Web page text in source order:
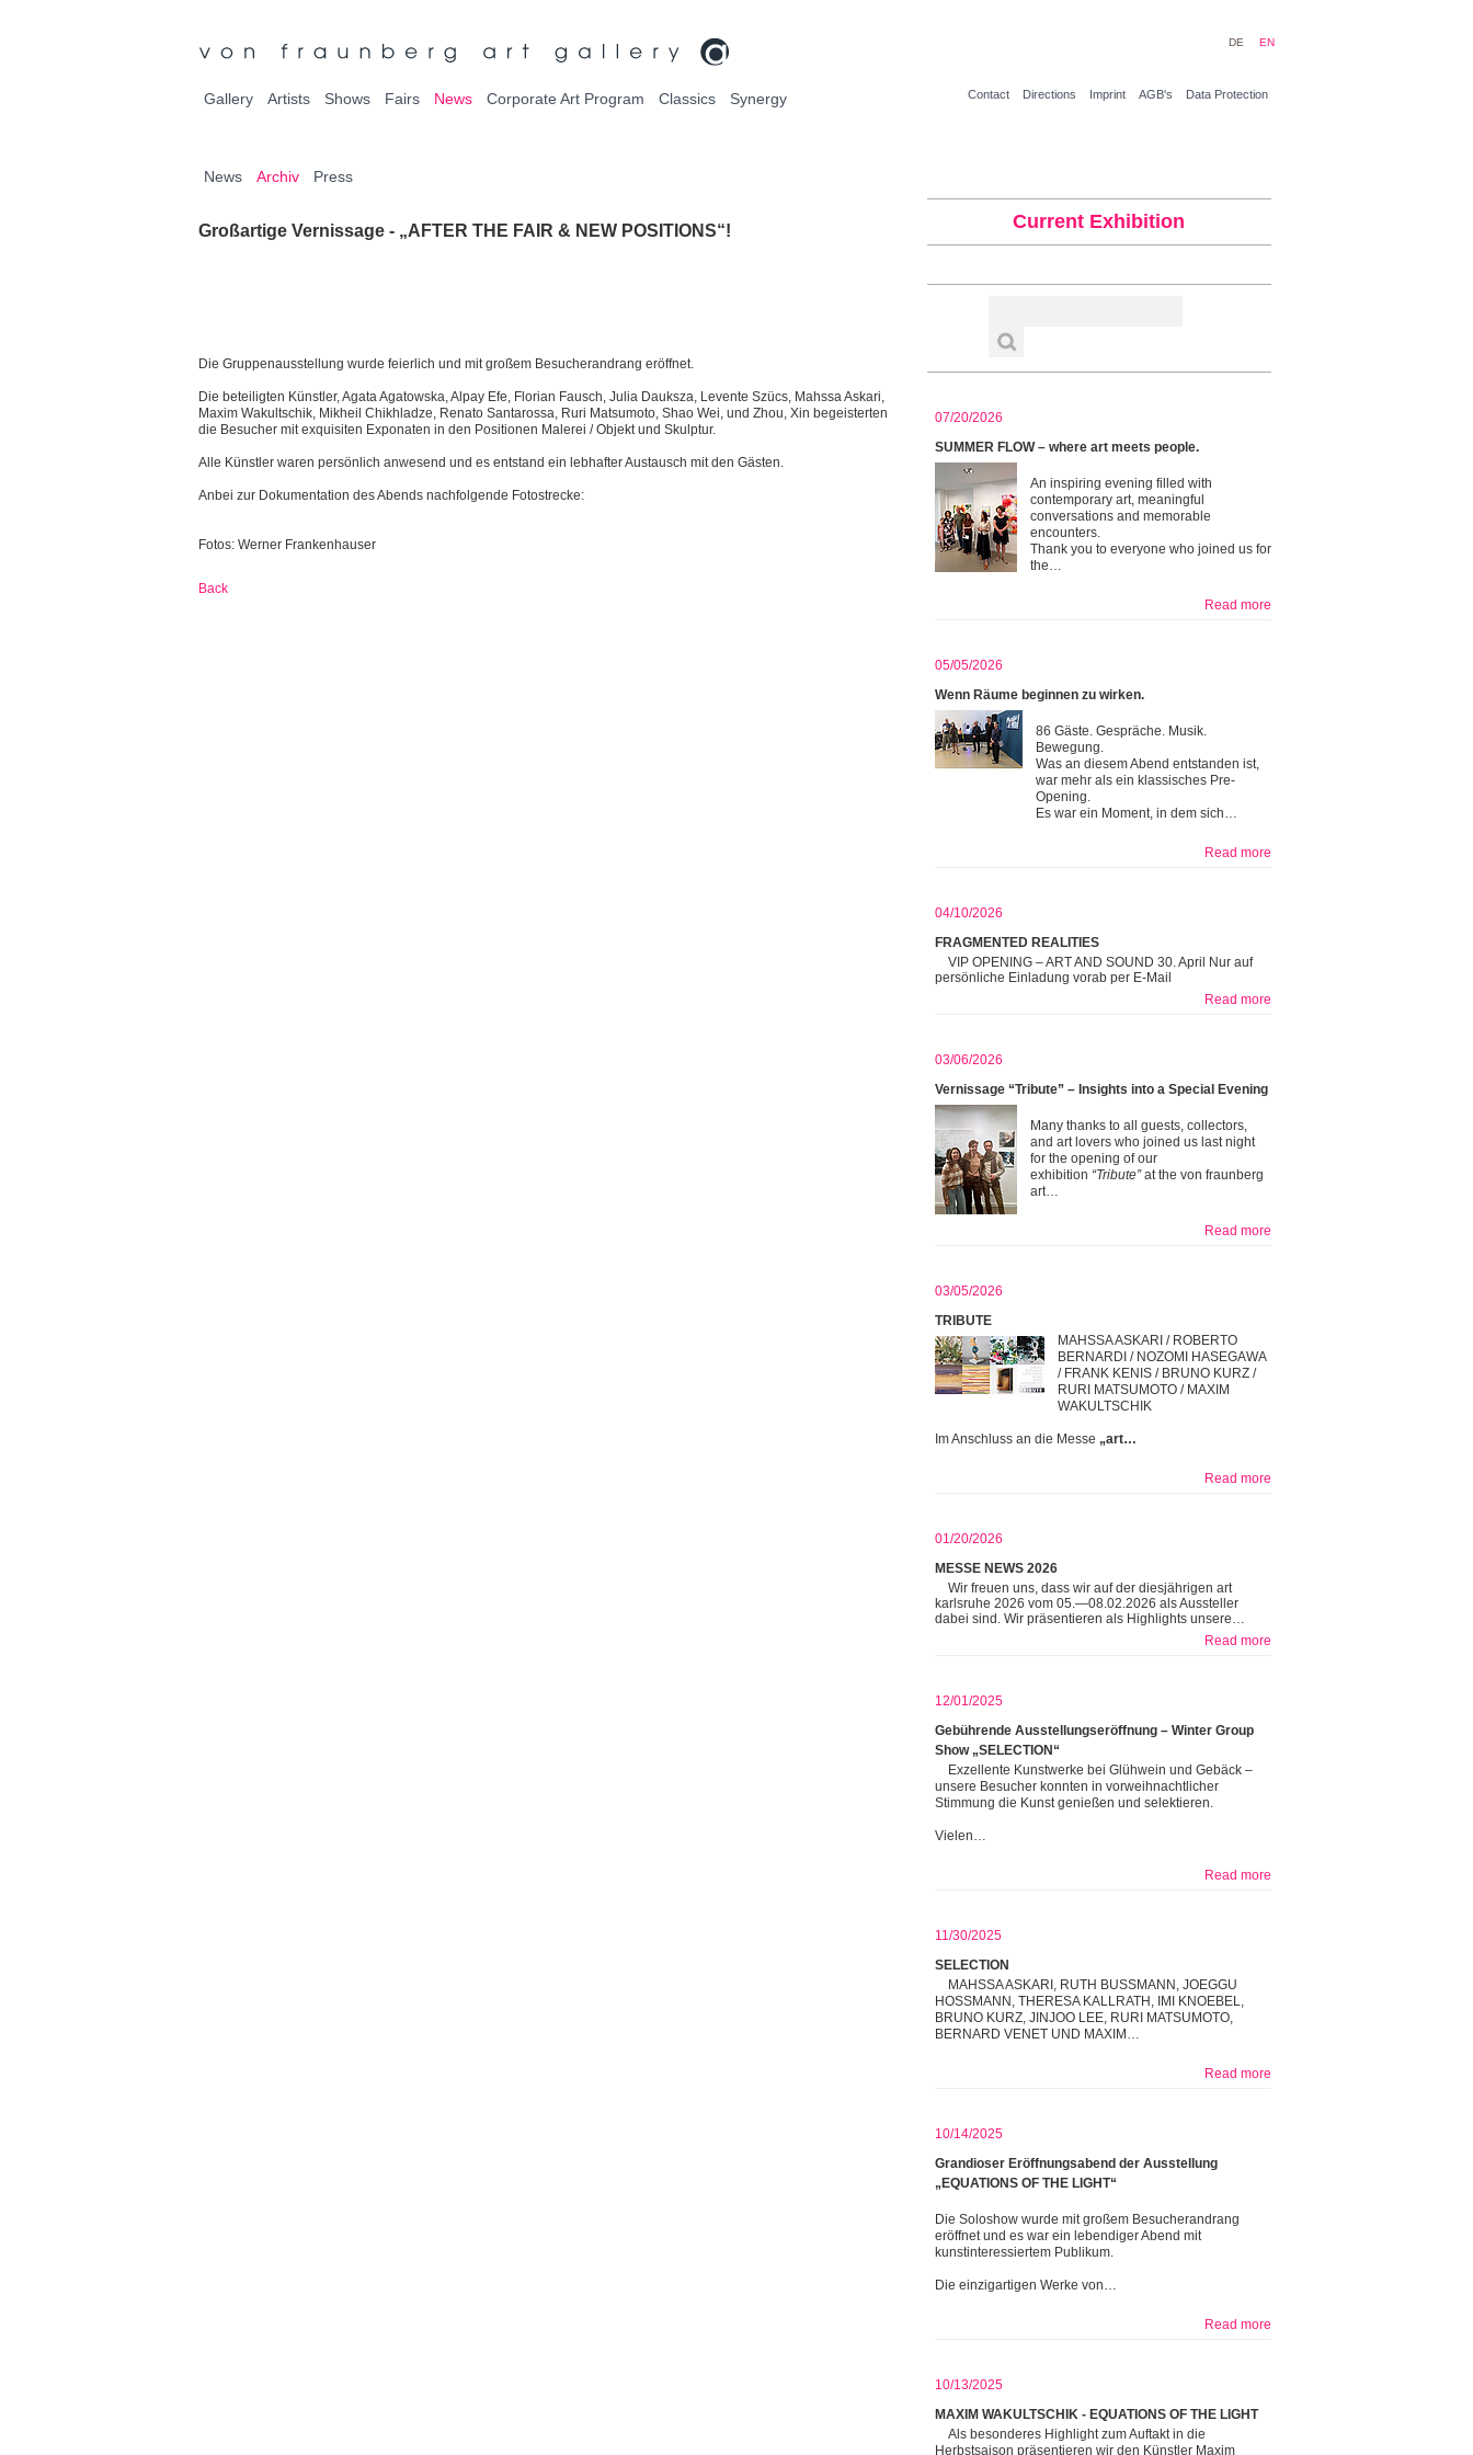
DE EN
Gallery Artists Shows Fairs News Corporate Art Program Classics Synergy Contact Directions Imprint AGB's Data Protection
News Archiv Press
Großartige Vernissage - „AFTER THE FAIR & NEW POSITIONS“!
Die Gruppenausstellung wurde feierlich und mit großem Besucherandrang eröffnet.
Die beteiligten Künstler, Agata Agatowska, Alpay Efe, Florian Fausch, Julia Dauksza, Levente Szücs, Mahssa Askari,
Maxim Wakultschik, Mikheil Chikhladze, Renato Santarossa, Ruri Matsumoto, Shao Wei, und Zhou, Xin begeisterten
die Besucher mit exquisiten Exponaten in den Positionen Malerei / Objekt und Skulptur.
Alle Künstler waren persönlich anwesend und es entstand ein lebhafter Austausch mit den Gästen.
Anbei zur Dokumentation des Abends nachfolgende Fotostrecke:
Fotos: Werner Frankenhauser
Back
Current Exhibition
07/20/2026
SUMMER FLOW – where art meets people.
An inspiring evening filled with
contemporary art, meaningful
conversations and memorable
encounters.
Thank you to everyone who joined us for
the…
Read more
05/05/2026
Wenn Räume beginnen zu wirken.
86 Gäste. Gespräche. Musik.
Bewegung.
Was an diesem Abend entstanden ist,
war mehr als ein klassisches Pre-
Opening.
Es war ein Moment, in dem sich…
Read more
04/10/2026
FRAGMENTED REALITIES
VIP OPENING – ART AND SOUND 30. April Nur auf
persönliche Einladung vorab per E-Mail
Read more
03/06/2026
Vernissage “Tribute” – Insights into a Special Evening
Many thanks to all guests, collectors,
and art lovers who joined us last night
for the opening of our
exhibition “Tribute”at the von fraunberg
art…
Read more
03/05/2026
TRIBUTE
MAHSSA ASKARI / ROBERTO
BERNARDI / NOZOMI HASEGAWA
/ FRANK KENIS / BRUNO KURZ /
RURI MATSUMOTO / MAXIM
WAKULTSCHIK
Im Anschluss an die Messe „art…
Read more
01/20/2026
MESSE NEWS 2026
Wir freuen uns, dass wir auf der diesjährigen art
karlsruhe 2026 vom 05.—08.02.2026 als Aussteller
dabei sind. Wir präsentieren als Highlights unsere…
Read more
12/01/2025
Gebührende Ausstellungseröffnung – Winter Group
Show „SELECTION“
Exzellente Kunstwerke bei Glühwein und Gebäck –
unsere Besucher konnten in vorweihnachtlicher
Stimmung die Kunst genießen und selektieren.
Vielen…
Read more
11/30/2025
SELECTION
MAHSSA ASKARI, RUTH BUSSMANN, JOEGGU
HOSSMANN, THERESA KALLRATH, IMI KNOEBEL,
BRUNO KURZ, JINJOO LEE, RURI MATSUMOTO,
BERNARD VENET UND MAXIM…
Read more
10/14/2025
Grandioser Eröffnungsabend der Ausstellung
„EQUATIONS OF THE LIGHT“
Die Soloshow wurde mit großem Besucherandrang
eröffnet und es war ein lebendiger Abend mit
kunstinteressiertem Publikum.
Die einzigartigen Werke von…
Read more
10/13/2025
MAXIM WAKULTSCHIK - EQUATIONS OF THE LIGHT
Als besonderes Highlight zum Auftakt in die
Herbstsaison präsentieren wir den Künstler Maxim